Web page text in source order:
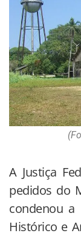
A Justiça
pedidos do
condenou
Histórico e